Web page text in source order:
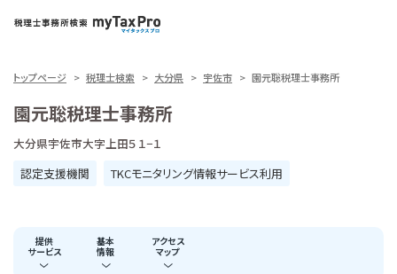
トップページ 税理士検索 大分県 宇佐市 園元聡税理士事務所
園元聡税理士事務所
大分県宇佐市大字上田５１−１
認定支援機関
TKCモニタリング情報サービス利用
提供
サービス
基本
情報
アクセス
マップ